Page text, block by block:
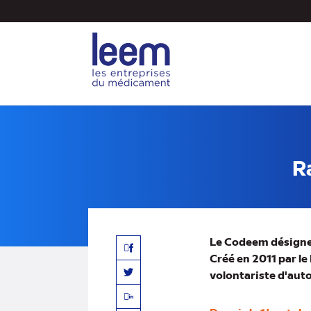
au
Facebook
Twitter
Linkedin
Le Codeem
Créé en 2011 par
volontariste